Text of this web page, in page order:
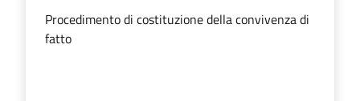
Procedimento di costituzione della convivenza di
fatto